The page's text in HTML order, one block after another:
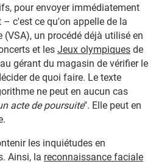
pour envoyer immédiatement
c'est ce qu'on appelle de la
un procédé déjà utilisé en
et les Jeux olympiques de
gérant du magasin de vérifier le
de quoi faire. Le texte
ne peut en aucun cas
acte de poursuite". Elle peut en
les inquiétudes en
Ainsi, la reconnaissance faciale